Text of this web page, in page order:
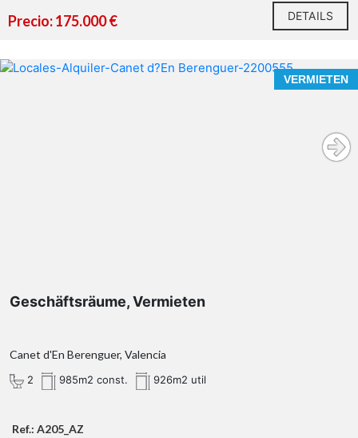
Precio: 175.000 € DETAILS
VERMIETEN
Geschäftsräume, Vermieten
Canet d'En Berenguer, Valencia
2 985m2 const. 926m2 util
Ref.: A205_AZ